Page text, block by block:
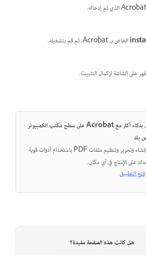
الخاص بـ Acrobat، ثم قم بتشغيله.
على الشاشة لإكمال التثبيت.
اعمل بذكاء أكثر مع Acrobat على سطح مكتب الكمبيوتر
بك
قم بإنشاء وتحرير وتنظيم ملفات PDF باستخدام أدوات قوية
على الإنتاج في أي مكان.
فتح التطبيق
هل كانت هذه الصفحة مفيدة؟